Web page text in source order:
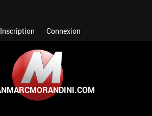
Inscription Connexion